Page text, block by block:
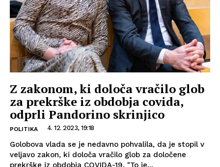
Z zakonom, ki določa vračilo glob
za prekrške iz obdobja covida,
odprli Pandorino skrinjico
POLITIKA 4. 12. 2023, 19:18
Golobova vlada se je nedavno pohvalila, da je stopil v
veljavo zakon, ki določa vračilo glob za določene